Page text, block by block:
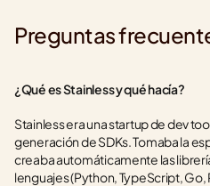
Preguntas
¿Qué es Stainless y qué hacía?
Stainless era una startup de dev
generación de SDKs. Tomaba la
creaba automáticamente las
lenguajes (Python, TypeScript,